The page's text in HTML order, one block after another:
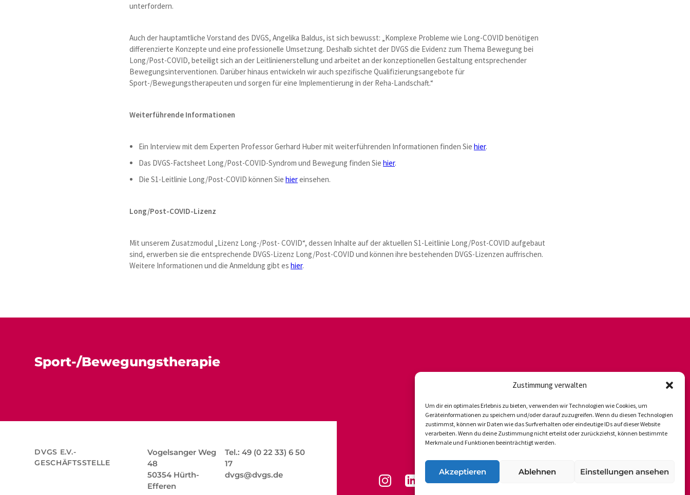
Zustimmung verwalten
Um dir ein optimales Erlebnis zu bieten, verwenden wir Technologien wie Cookies, um
Geräteinformationen zu speichern und/oder darauf zuzugreifen. Wenn du diesen Technologien
zustimmst, können wir Daten wie das Surfverhalten oder eindeutige IDs auf dieser Website
verarbeiten. Wenn du deine Zustimmung nicht erteilst oder zurückziehst, können bestimmte
Merkmale und Funktionen beeinträchtigt werden.
Akzeptieren Ablehnen Einstellungen ansehen
unterfordern.
Auch der hauptamtliche Vorstand des DVGS, Angelika Baldus, ist sich bewusst: „Komplexe Probleme wie Long-COVID benötigen
differenzierte Konzepte und eine professionelle Umsetzung. Deshalb sichtet der DVGS die Evidenz zum Thema Bewegung bei
Long/Post-COVID, beteiligt sich an der Leitlinienerstellung und arbeitet an der konzeptionellen Gestaltung entsprechender
Bewegungsinterventionen. Darüber hinaus entwickeln wir auch spezifische Qualifizierungsangebote für
Sport-/Bewegungstherapeuten und sorgen für eine Implementierung in der Reha-Landschaft.“
Weiterführende Informationen
Ein Interview mit dem Experten Professor Gerhard Huber mit weiterführenden Informationen finden Sie hier.
Das DVGS-Factsheet Long/Post-COVID-Syndrom und Bewegung finden Sie hier.
Die S1-Leitlinie Long/Post-COVID können Sie hiereinsehen.
Long/Post-COVID-Lizenz
Mit unserem Zusatzmodul „Lizenz Long-/Post- COVID“, dessen Inhalte auf der aktuellen S1-Leitlinie Long/Post-COVID aufgebaut
sind, erwerben sie die entsprechende DVGS-Lizenz Long/Post-COVID und können ihre bestehenden DVGS-Lizenzen auffrischen.
Weitere Informationen und die Anmeldung gibt es hier.
Sport-/Bewegungstherapie
DVGS E.V.-
GESCHÄFTSSTELLE
Vogelsanger Weg
48
50354 Hürth-
Efferen
Tel.: 49 (0 22 33) 6 50
17
dvgs@dvgs.de
Newsletter